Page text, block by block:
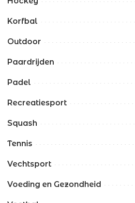
Korfbal
Outdoor
Paardrijden
Padel
Recreatiesport
Squash
Tennis
Vechtsport
Voeding en Gezondheid